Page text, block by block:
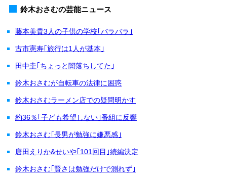
鈴木おさむの芸能ニュース
藤本美貴3人の子供の学校｢バラバラ｣
古市憲寿｢旅行は1人が基本｣
田中圭｢ちょっと闇落ちしてた｣
鈴木おさむが自転車の法律に困惑
鈴木おさむラーメン店での疑問明かす
約36％｢子ども希望しない｣番組に反響
鈴木おさむ｢長男が勉強に嫌悪感｣
唐田えりか&せいや｢101回目｣続編決定
鈴木おさむ｢賢さは勉強だけで測れず｣